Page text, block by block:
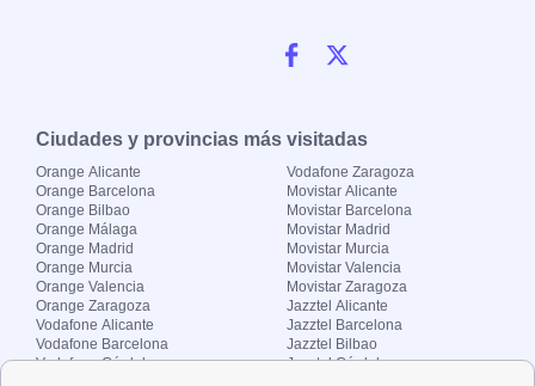
Ciudades y provincias más visitadas
Orange Alicante
Orange Barcelona
Orange Bilbao
Orange Málaga
Orange Madrid
Orange Murcia
Orange Valencia
Orange Zaragoza
Vodafone Alicante
Vodafone Barcelona
Vodafone Córdoba
Vodafone Zaragoza
Movistar Alicante
Movistar Barcelona
Movistar Madrid
Movistar Murcia
Movistar Valencia
Movistar Zaragoza
Jazztel Alicante
Jazztel Barcelona
Jazztel Bilbao
Jazztel Córdoba